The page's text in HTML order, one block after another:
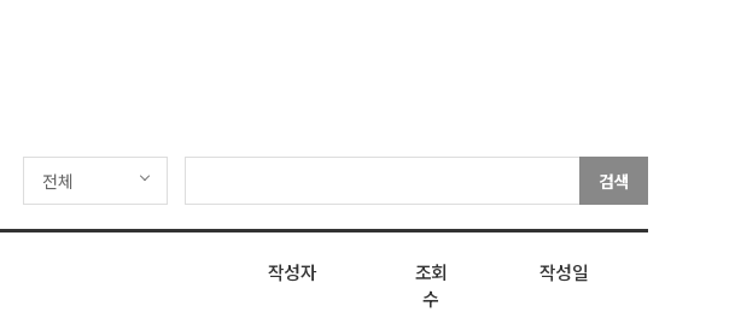
전체 검색
작성자
조회
수
작성일